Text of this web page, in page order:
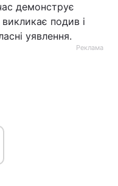
демонструє
подив і
уявлення.
Реклама